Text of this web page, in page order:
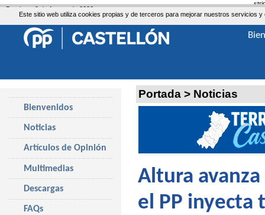
Este sitio web utiliza cookies propias y de terceros para mejorar nuestros servicios
Portada > Noticias
Altura
el PP inyecta
Bienvenidos
Noticias
Artículos de Opinión
Multimedias
Descargas
FAQs
Domingo, 9 de Agosto de 2026